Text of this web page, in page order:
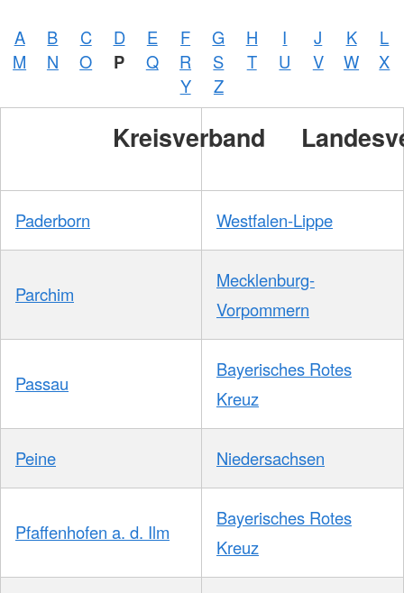
A B C D E F G H I J K
L
M
N O P Q R S T U V W
X
Y
Z
Kreisverband
Paderborn Westfalen-Lippe
Parchim
Mecklenburg-
Vorpommern
Passau
Bayerisches Rotes
Kreuz
Peine Niedersachsen
Pfaffenhofen a. d. Ilm
Bayerisches Rotes
Kreuz